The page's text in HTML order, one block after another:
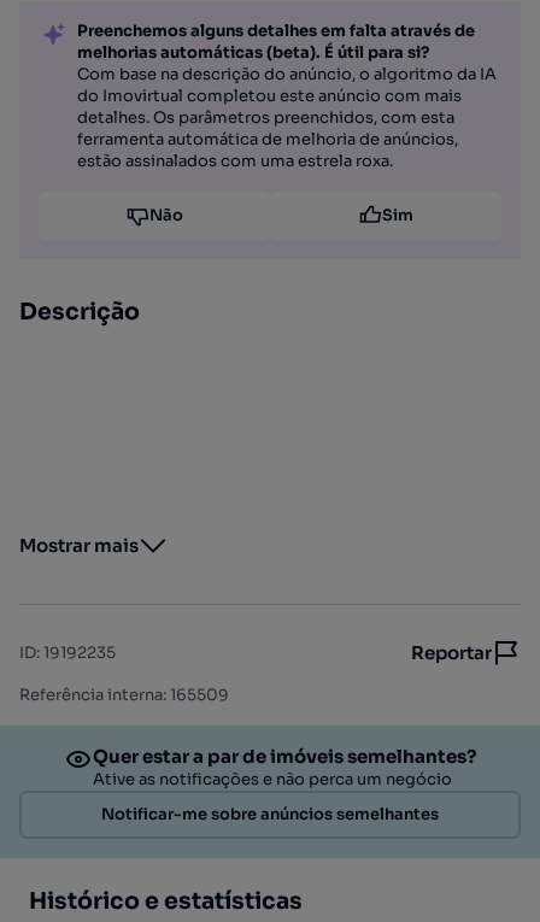
Preenchemos alguns detalhes em falta através de
melhorias automáticas (beta). É útil para si?
Com base na descrição do anúncio, o algoritmo da IA
do Imovirtual completou este anúncio com mais
detalhes. Os parâmetros preenchidos, com esta
ferramenta automática de melhoria de anúncios,
estão assinalados com uma estrela roxa.
Não Sim
Descrição
Mostrar mais
ID:19192235 Reportar
Referência interna: 165509
Quer estar a par de imóveis semelhantes?
Ative as notificações e não perca um negócio
Notificar-me sobre anúncios semelhantes
Histórico e estatísticas